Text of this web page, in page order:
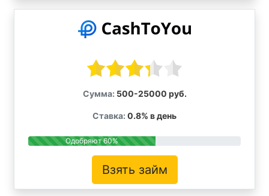
Сумма: 500-25000 руб.
Ставка: 0.8% в день
Одобряют 60%
Взять займ